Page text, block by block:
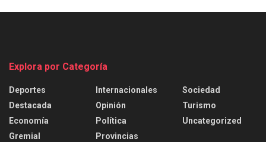
Explora por Categoría
Deportes
Destacada
Economía
Gremial
Internacionales
Opinión
Política
Provincias
Sociedad
Turismo
Uncategorized